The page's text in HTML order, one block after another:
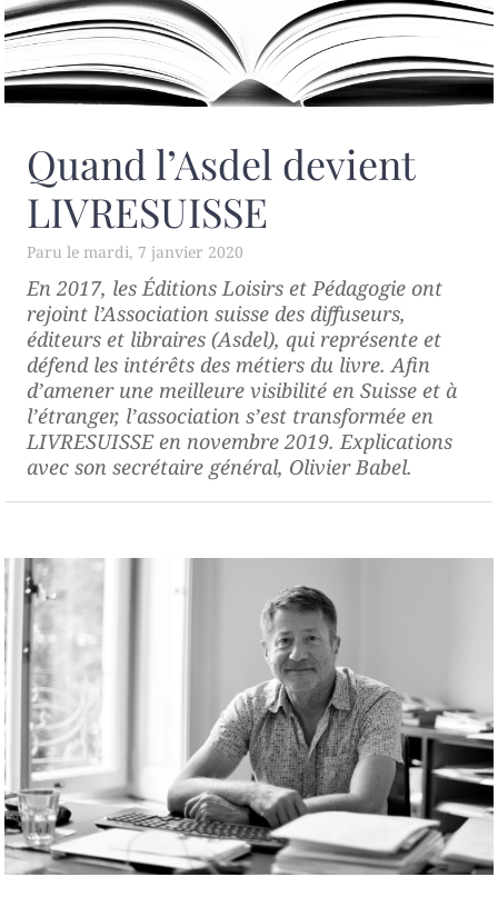
Quand l’Asdel devient
LIVRESUISSE
mardi, 7 janvier 2020
En 2017, les Éditions Loisirs et Pédagogie ont
rejoint l’Association suisse des diffuseurs,
éditeurs et libraires (Asdel), qui représente et
défend les intérêts des métiers du livre. Afin
d’amener une meilleure visibilité en Suisse et à
l’étranger, l’association s’est transformée en
LIVRESUISSE en novembre 2019. Explications
avec son secrétaire général, Olivier Babel.